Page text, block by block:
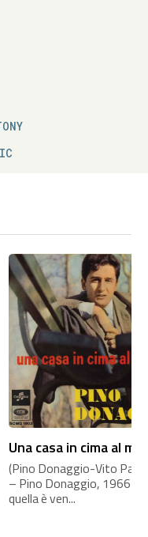
Una casa in cima al
(Pino Donaggio-Vito
– Pino Donaggio, 1966
quella è ven...